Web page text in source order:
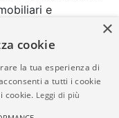
e
parte di
italia.it
della
normativa in
×
cookie
la tua esperienza di
a tutti i cookie
cookie. Leggi di più